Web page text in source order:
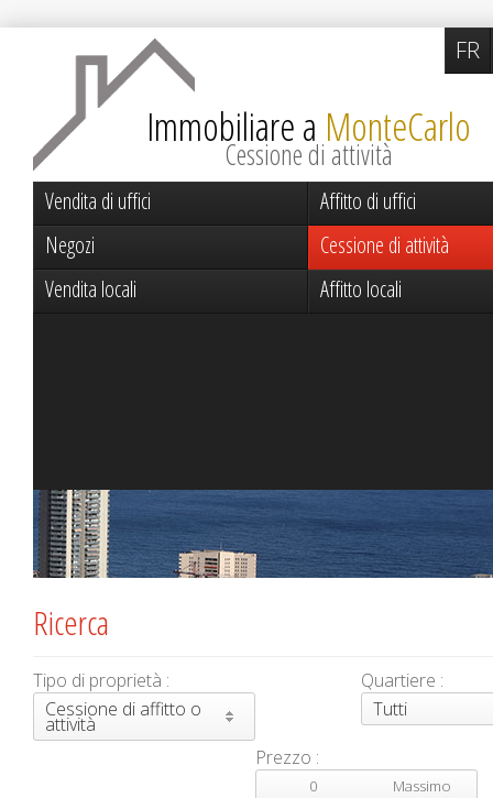
Immobiliare a MonteCarlo
Cessione di attività
Ricerca
Tipo di proprietà :
Cessione di affitto o
attività
Quartiere :
Tutti
Prezzo :
FR
Vendita di uffici
Affitto di uffici
Negozi
Cessione di attività
Vendita locali
Affitto locali